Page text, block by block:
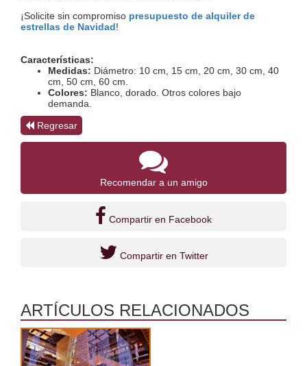
¡Solicite sin compromiso presupuesto de alquiler de
estrellas de Navidad!
Características:
Medidas: Diámetro: 10 cm, 15 cm, 20 cm, 30 cm, 40
cm, 50 cm, 60 cm.
Colores: Blanco, dorado. Otros colores bajo
demanda.
Regresar
Recomendar a un amigo
Compartir en Facebook
Compartir en Twitter
ARTÍCULOS RELACIONADOS